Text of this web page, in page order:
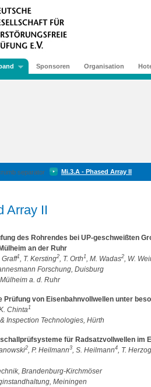
Sponsoren Organisation
Mi.3.A - Phased Array II
Array II
des Rohrendes bei UP-geschweißten
an der Ruhr
Graff1 , T. Kersting2 , T. Orth1 , M. Wadas2
, W.
Forschung, Duisburg
a. d. Ruhr
Prüfung von Eisenbahnvollwellen unter
Chinta1
Inspection Technologies, Hürth
für Radsatzvollwellen im
2 , P. Heilmann3 , S. Heilmann4
, T. Herzog
Brandenburg-Kirchmöser
Meiningen